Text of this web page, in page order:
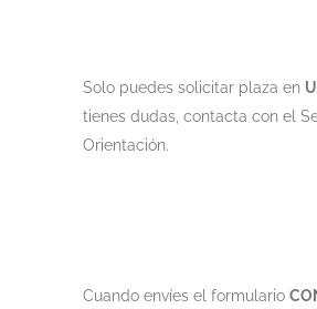
Solo puedes solicitar plaza en
tienes dudas, contacta con el
Orientación.
Cuando envíes el formulario